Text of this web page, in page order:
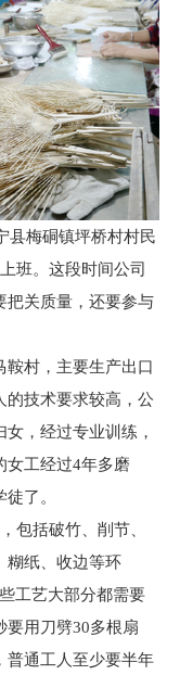
梅硐镇坪桥村村民
班。这段时间公司
把关质量，还要参与
村，主要生产出口
的技术要求较高，公
，经过专业训练，
女工经过4年多磨
了。
括破竹、削节、
糊纸、收边等环
工艺大部分都需要
要用刀劈30多根扇
普通工人至少要半年